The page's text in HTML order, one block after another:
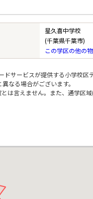
星久喜中学校
(千葉県千葉市)
この学区の他の
ドサービスが提供する小学校区
なる場合がございます。
は言えません。また、通学区